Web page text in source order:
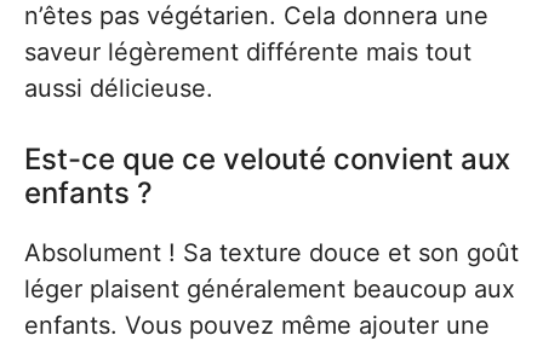
n’êtes pas végétarien. Cela donnera une
saveur légèrement différente mais tout
aussi délicieuse.
Est-ce que ce velouté convient aux
enfants ?
Absolument ! Sa texture douce et son goût
léger plaisent généralement beaucoup aux
enfants. Vous pouvez même ajouter une